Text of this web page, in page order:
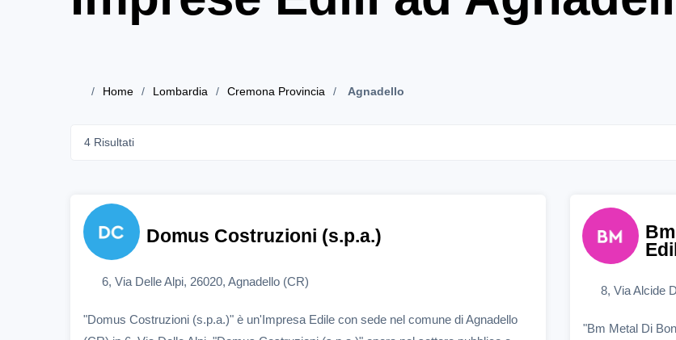
Home Lombardia Cremona Provincia Agnadello
4 Risultati
Domus Costruzioni (s.p.a.)
6, Via Delle Alpi, 26020, Agnadello (CR)
"Domus Costruzioni (s.p.a.)" è un'Impresa Edile con sede nel comune di Agnadello
8, Via Alcide
"Bm Metal Di